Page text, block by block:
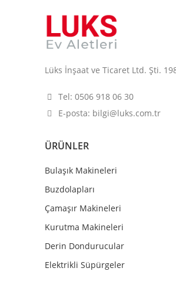
Lüks İnşaat ve Ticaret Ltd. Şti.
Tel: 0506 918 06 30
E-posta: bilgi@luks.com.tr
ÜRÜNLER
Bulaşık Makineleri
Buzdolapları
Çamaşır Makineleri
Kurutma Makineleri
Derin Dondurucular
Elektrikli Süpürgeler